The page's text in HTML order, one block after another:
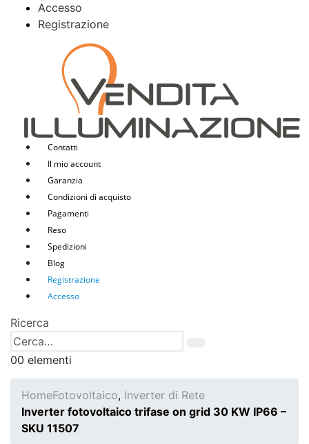
Accesso
Registrazione
Contatti
Il mio account
Garanzia
Condizioni di acquisto
Pagamenti
Reso
Spedizioni
Blog
Registrazione
Accesso
Ricerca
00 elementi
HomeFotovoltaico, Inverter di Rete
Inverter fotovoltaico trifase on grid 30 KW IP66 –
SKU 11507